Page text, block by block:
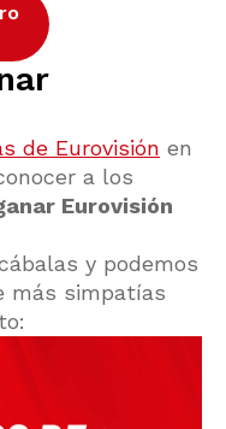
de Eurovisión en
a los
Eurovisión
y podemos
más simpatías